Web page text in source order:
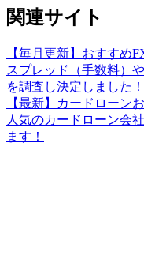
関連サイト
【毎月更新】おすすめ
スプレッド（手数料）
を調査し決定しました！
【最新】カードローン
人気のカードローン会
ます！